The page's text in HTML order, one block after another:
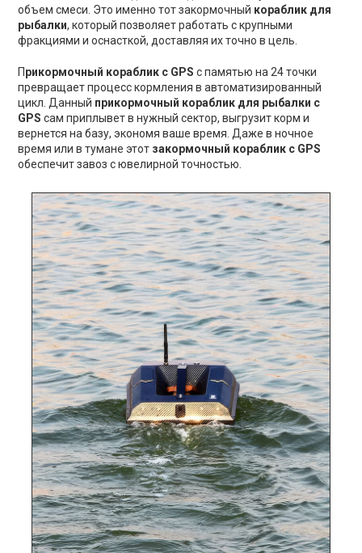
объем смеси. Это именно тот закормочный кораблик для
рыбалки, который позволяет работать с крупными
фракциями и оснасткой, доставляя их точно в цель.
Прикормочный кораблик с GPS с памятью на 24 точки
превращает процесс кормления в автоматизированный
цикл. Данный прикормочный кораблик для рыбалки с
GPS сам приплывет в нужный сектор, выгрузит корм и
вернется на базу, экономя ваше время. Даже в ночное
время или в тумане этот закормочный кораблик с GPS
обеспечит завоз с ювелирной точностью.